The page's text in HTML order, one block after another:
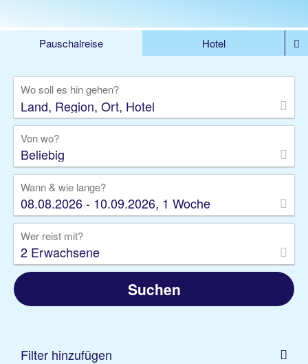
Pauschalreise
Hotel
Rundreise
Kreuzfahrt
Gruppenreise
Camper Privattransfer
Wo soll es hin gehen?
Von wo?
Beliebig
Wann & wie lange?
08.08.2026 - 10.09.2026, 1 Woche
Wer reist mit?
2 Erwachsene
Suchen
Filter hinzufügen